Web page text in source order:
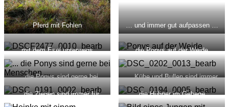
Pferd mit Fohlen … und immer gut aufpassen …
… mit dem Esel unterwegs … … die Ponys auf der Weide …
… die Ponys sind gerne bei
Menschen …
… Kühe und Bullen sind immer
neugierig ..
… die Ziegen sind immer für
einen kleinen Streit zu haben …
… die Hühner im Gehege …